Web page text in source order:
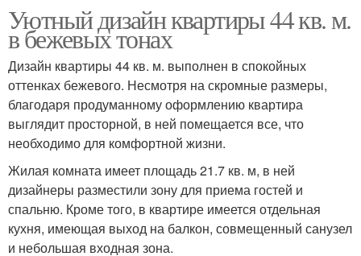
Уютный дизайн квартиры 44 кв. м.
в бежевых тонах
Дизайн квартиры 44 кв. м. выполнен в спокойных
оттенках бежевого. Несмотря на скромные размеры,
благодаря продуманному оформлению квартира
выглядит просторной, в ней помещается все, что
необходимо для комфортной жизни.
Жилая комната имеет площадь 21.7 кв. м, в ней
дизайнеры разместили зону для приема гостей и
спальню. Кроме того, в квартире имеется отдельная
кухня, имеющая выход на балкон, совмещенный санузел
и небольшая входная зона.